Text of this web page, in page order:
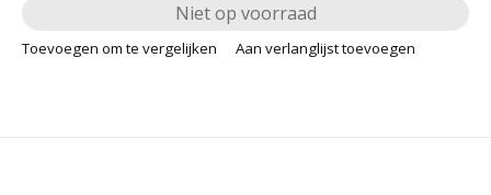
Niet op voorraad
Toevoegen om te vergelijken Aan verlanglijst toevoegen